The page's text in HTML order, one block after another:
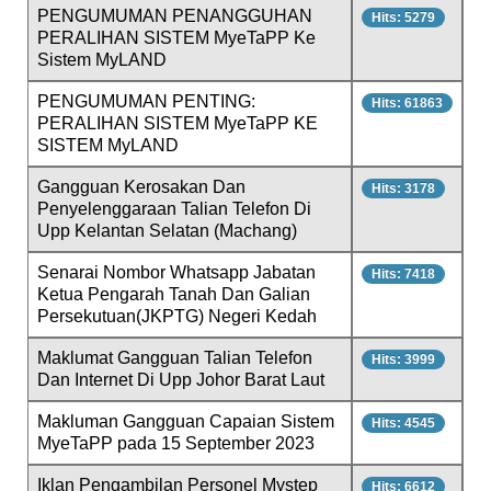
PENGUMUMAN PENANGGUHAN
PERALIHAN SISTEM MyeTaPP Ke
Sistem MyLAND
Hits: 5279
PENGUMUMAN PENTING:
PERALIHAN SISTEM MyeTaPP KE
SISTEM MyLAND
Hits: 61863
Gangguan Kerosakan Dan
Penyelenggaraan Talian Telefon Di
Upp Kelantan Selatan (Machang)
Hits: 3178
Senarai Nombor Whatsapp Jabatan
Ketua Pengarah Tanah Dan Galian
Persekutuan(JKPTG) Negeri Kedah
Hits: 7418
Maklumat Gangguan Talian Telefon
Dan Internet Di Upp Johor Barat Laut
Hits: 3999
Makluman Gangguan Capaian Sistem
MyeTaPP pada 15 September 2023
Hits: 4545
Iklan Pengambilan Personel Mystep Hits: 6612